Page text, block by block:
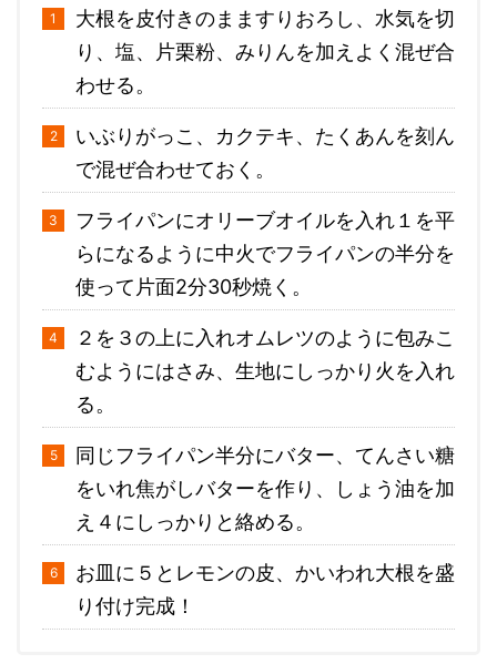
大根を皮付きのまますりおろし、水気を切
り、塩、片栗粉、みりんを加えよく混ぜ合
わせる。
いぶりがっこ、カクテキ、たくあんを刻ん
で混ぜ合わせておく。
フライパンにオリーブオイルを入れ１を平
らになるように中火でフライパンの半分を
使って片面2分30秒焼く。
２を３の上に入れオムレツのように包みこ
むようにはさみ、生地にしっかり火を入れ
る。
同じフライパン半分にバター、てんさい糖
をいれ焦がしバターを作り、しょう油を加
え４にしっかりと絡める。
お皿に５とレモンの皮、かいわれ大根を盛
り付け完成！